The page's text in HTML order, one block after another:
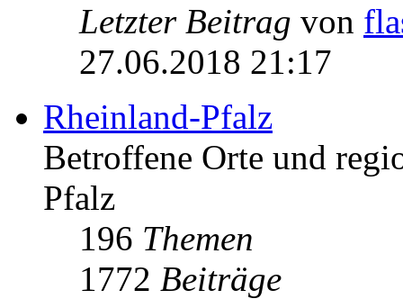
Letzter Beitrag von
27.06.2018 21:17
Rheinland-Pfalz
Betroffene Orte und
Pfalz
196 Themen
1772 Beiträge